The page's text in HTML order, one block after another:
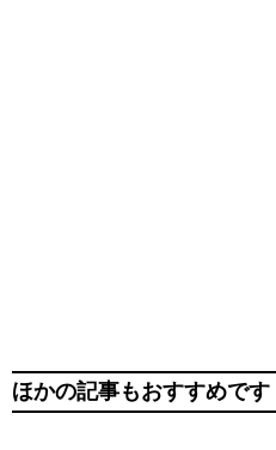
ほかの記事もおすすめです